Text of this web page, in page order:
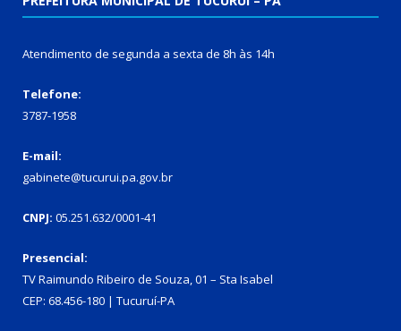
Atendimento de segunda a sexta de 8h às 14h
Telefone:
3787-1958
E-mail:
gabinete@tucurui.pa.gov.br
CNPJ: 05.251.632/0001-41
Presencial:
TV Raimundo Ribeiro de Souza, 01 – Sta Isabel
CEP: 68.456-180 | Tucuruí-PA